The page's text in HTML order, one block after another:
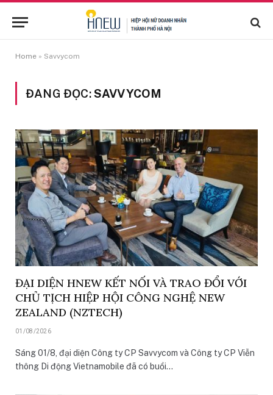
Home » Savvycom
ĐANG ĐỌC:SAVVYCOM
ĐẠI DIỆN HNEW KẾT NỐI VÀ TRAO ĐỔI VỚI
CHỦ TỊCH HIỆP HỘI CÔNG NGHỆ NEW
ZEALAND (NZTECH)
01/08/2026
Sáng 01/8, đại diện Công ty CP Savvycom và Công ty CP Viễn
thông Di động Vietnamobile đã có buổi…